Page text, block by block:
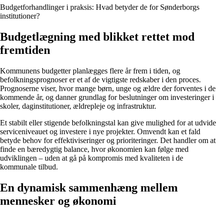
Budgetforhandlinger i praksis: Hvad betyder de for Sønderborgs
institutioner?
Budgetlægning med blikket rettet mod
fremtiden
Kommunens budgetter planlægges flere år frem i tiden, og
befolkningsprognoser er et af de vigtigste redskaber i den proces.
Prognoserne viser, hvor mange børn, unge og ældre der forventes i de
kommende år, og danner grundlag for beslutninger om investeringer i
skoler, daginstitutioner, ældrepleje og infrastruktur.
Et stabilt eller stigende befolkningstal kan give mulighed for at udvide
serviceniveauet og investere i nye projekter. Omvendt kan et fald
betyde behov for effektiviseringer og prioriteringer. Det handler om at
finde en bæredygtig balance, hvor økonomien kan følge med
udviklingen – uden at gå på kompromis med kvaliteten i de
kommunale tilbud.
En dynamisk sammenhæng mellem
mennesker og økonomi